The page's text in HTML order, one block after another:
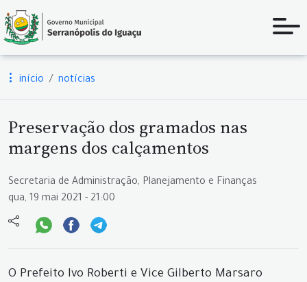
início notícias
Preservação dos gramados nas
margens dos calçamentos
Secretaria de Administração, Planejamento e Finanças
qua, 19 mai 2021 - 21:00
O Prefeito Ivo Roberti e Vice Gilberto Marsaro